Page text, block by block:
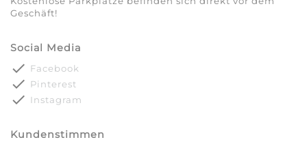
Geschäft!
Social Media
done Facebook
done Pinterest
done Instagram
Kundenstimmen